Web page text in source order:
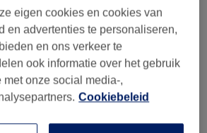
eigen cookies en cookies van
en advertenties te personaliseren,
en ons verkeer te
ook informatie over het gebruik
onze social media-,
Cookiebeleid